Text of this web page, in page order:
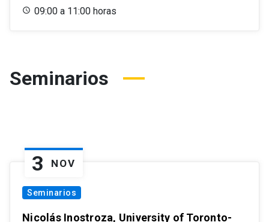
09:00 a 11:00 horas
Seminarios
3 NOV
Seminarios
Nicolás Inostroza, University of Toronto-